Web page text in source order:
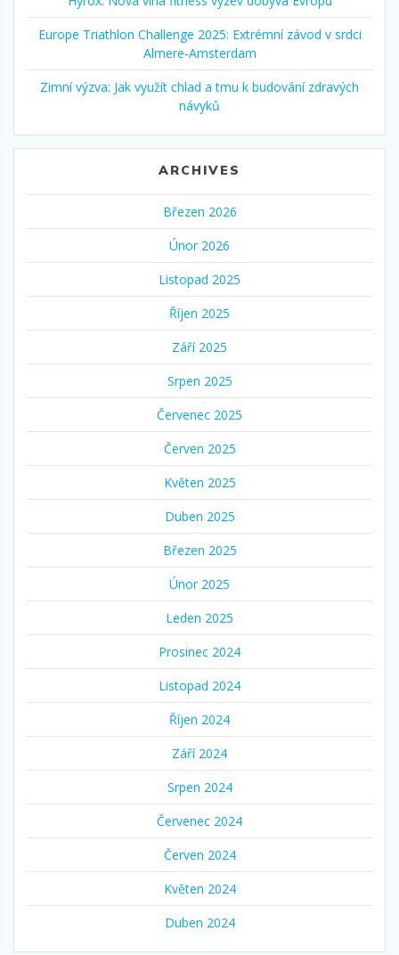
Europe Triathlon Challenge 2025: Extrémní závod v srdci
Almere‑Amsterdam
Zimní výzva: Jak využít chlad a tmu k budování zdravých
návyků
ARCHIVES
Březen 2026
Únor 2026
Listopad 2025
Říjen 2025
Září 2025
Srpen 2025
Červenec 2025
Červen 2025
Květen 2025
Duben 2025
Březen 2025
Únor 2025
Leden 2025
Prosinec 2024
Listopad 2024
Říjen 2024
Září 2024
Srpen 2024
Červenec 2024
Červen 2024
Květen 2024
Duben 2024